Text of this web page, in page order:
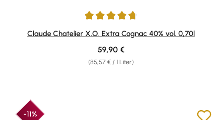
Durchschnittliche Bewertung von 4.75 von 5 Sternen
Claude Chatelier X.O. Extra Cognac 40% vol. 0,70l
(85,57 € / 1 Liter)
Regulärer Preis:
59,90 €
-11%